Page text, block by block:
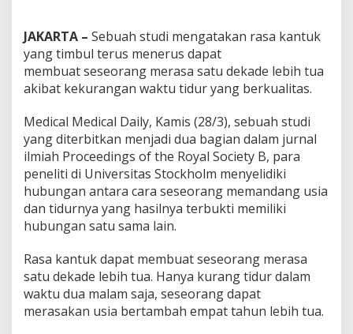
JAKARTA – Sebuah studi mengatakan rasa kantuk
yang timbul terus menerus dapat
membuat seseorang merasa satu dekade lebih tua
akibat kekurangan waktu tidur yang berkualitas.
Medical Medical Daily, Kamis (28/3), sebuah studi
yang diterbitkan menjadi dua bagian dalam jurnal
ilmiah Proceedings of the Royal Society B, para
peneliti di Universitas Stockholm menyelidiki
hubungan antara cara seseorang memandang usia
dan tidurnya yang hasilnya terbukti memiliki
hubungan satu sama lain.
Rasa kantuk dapat membuat seseorang merasa
satu dekade lebih tua. Hanya kurang tidur dalam
waktu dua malam saja, seseorang dapat
merasakan usia bertambah empat tahun lebih tua.